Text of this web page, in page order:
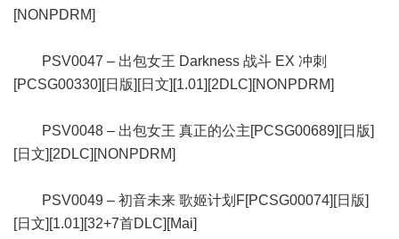
[NONPDRM]
PSV0047 – 出包女王 Darkness 战斗 EX 冲刺
[PCSG00330][日版][日文][1.01][2DLC][NONPDRM]
PSV0048 – 出包女王 真正的公主[PCSG00689][日版]
[日文][2DLC][NONPDRM]
PSV0049 – 初音未来 歌姬计划F[PCSG00074][日版]
[日文][1.01][32+7首DLC][Mai]